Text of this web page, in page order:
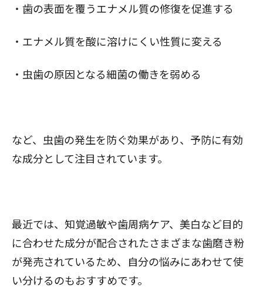
・歯の表面を覆うエナメル質の修復を促進する
・エナメル質を酸に溶けにくい性質に変える
・虫歯の原因となる細菌の働きを弱める
など、虫歯の発生を防ぐ効果があり、予防に有効
な成分として注目されています。
最近では、知覚過敏や歯周病ケア、美白など目的
に合わせた成分が配合されたさまざまな歯磨き粉
が発売されているため、自分の悩みにあわせて使
い分けるのもおすすめです。